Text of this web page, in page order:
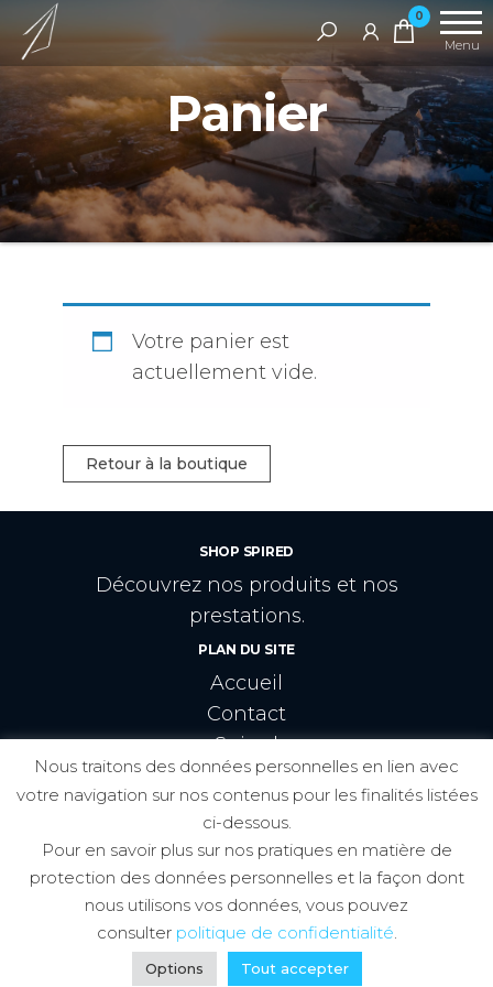
Aller
contenu
vous
sommet
0
Menu
Panier
Votre panier est
actuellement vide.
Retour à la boutique
Nous traitons des données personnelles en lien avec
votre navigation sur nos contenus pour les finalités listées
ci-dessous.
Pour en savoir plus sur nos pratiques en matière de
protection des données personnelles et la façon dont
nous utilisons vos données, vous pouvez
consulter politique de confidentialité.
Options Tout accepter
SHOP SPIRED
Découvrez nos produits et nos
prestations.
PLAN DU SITE
Accueil
Contact
Spired
CRÉATEURS:
Spired
Conditions générales de vente&
Mentions légales. @ 2022 Spired